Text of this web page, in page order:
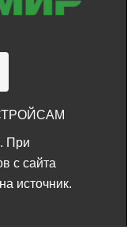
При
с сайта
источник.